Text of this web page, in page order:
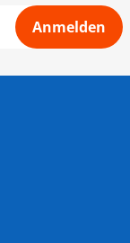
Anmelden